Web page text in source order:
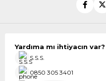
Yardıma mı ihtiyacın var?
S.S.S.
0850 305 3401